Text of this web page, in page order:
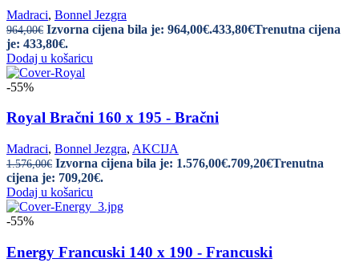
Madraci, Bonnel Jezgra
964,00€ Izvorna cijena bila je: 964,00€.433,80€Trenutna cijena
je: 433,80€.
Dodaj u košaricu
-55%
Royal Bračni 160 x 195 - Bračni
Madraci, Bonnel Jezgra, AKCIJA
1.576,00€ Izvorna cijena bila je: 1.576,00€.709,20€Trenutna
cijena je: 709,20€.
Dodaj u košaricu
-55%
Energy Francuski 140 x 190 - Francuski